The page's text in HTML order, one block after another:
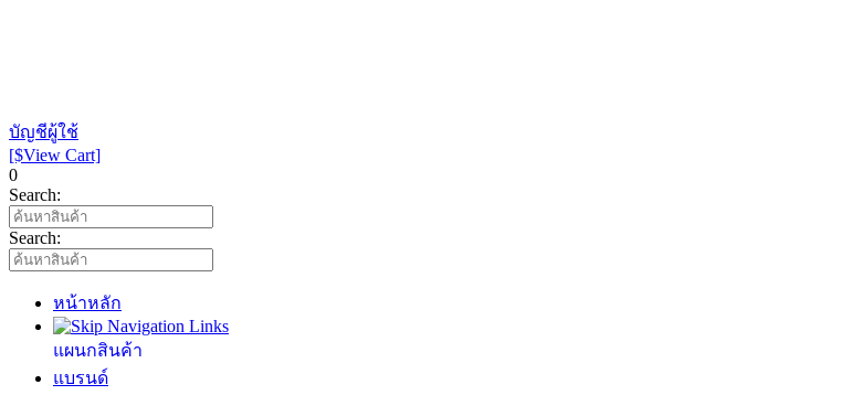
บัญชีผู้ใช้
[$View Cart]
0
Search:
Search:
หน้าหลัก
แผนกสินค้า
แบรนด์